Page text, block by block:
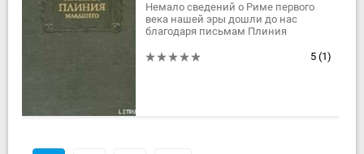
Немало сведений о Риме первого
века нашей эры дошли до нас
благодаря письмам Плиния
ранней смерти отца усыновил дядя
5 (1)